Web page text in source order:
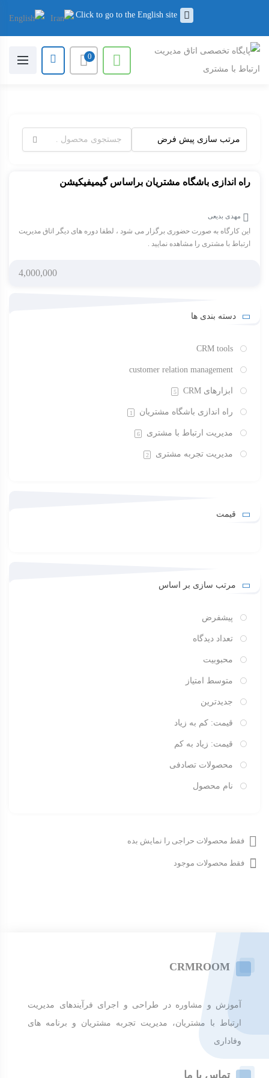
Click to go to the English site
0
برای:
راه اندازی باشگاه مشتریان براساس گیمیفیکیشن
مهدی بدیعی
این کارگاه به صورت حضوری برگزار می شود ، لطفا دوره های دیگر اتاق مدیریت
ارتباط با مشتری را مشاهده نمایید .
4,000,000
دسته بندی ها
CRM tools
customer relation management
ابزارهای CRM 5
راه اندازی باشگاه مشتریان 1
مدیریت ارتباط با مشتری 6
مدیریت تجربه مشتری 2
قیمت
مرتب سازی بر اساس
پیشفرض
تعداد دیدگاه
محبوبیت
متوسط امتیاز
جدیدترین
قیمت: کم به زیاد
قیمت: زیاد به کم
محصولات تصادفی
نام محصول
فقط محصولات حراجی را نمایش بده
فقط محصولات موجود
CRMROOM
آموزش و مشاوره در طراحی و اجرای فرآیندهای مدیریت
ارتباط با مشتریان، مدیریت تجربه مشتریان و برنامه های
وفاداری
تماس با ما